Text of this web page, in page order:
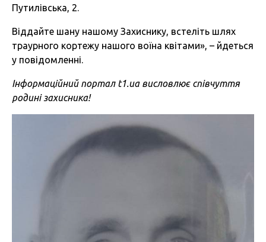
Путилівська, 2.
Віддайте шану нашому Захиснику, встеліть шлях
траурного кортежу нашого воїна квітами», – йдеться
у повідомленні.
Інформаційний портал t1.ua висловлює співчуття
родині захисника!